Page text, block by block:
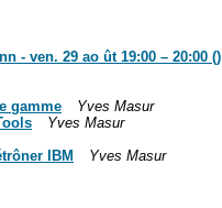
- ven. 29 ao ût 19:00 – 20:00 ()
gamme
Yves Masur
Yves Masur
IBM
Yves Masur